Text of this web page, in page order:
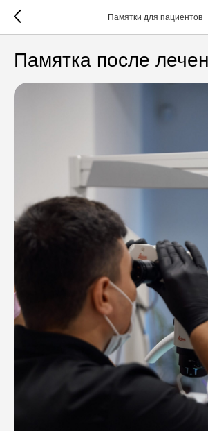
Памятки для пациентов
Памятка после